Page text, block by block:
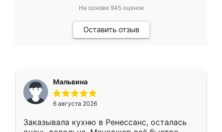
На основе 945оценок
Оставить отзыв
Мальвина
6 августа 2026
Заказывала кухню в Ренессанс, осталась